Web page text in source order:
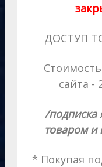
ДОСТУП
сайта -
/подписка
товаром и
* Покупая